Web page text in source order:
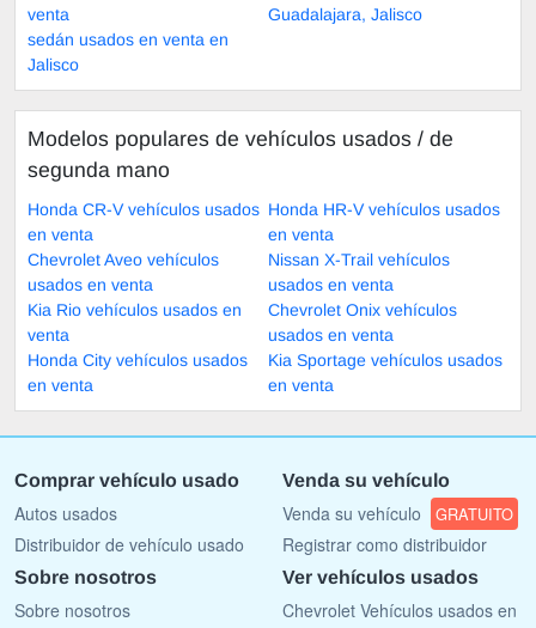
venta
Guadalajara, Jalisco
sedán usados en venta en
Jalisco
Modelos populares de vehículos usados ​​/ de
segunda mano
Honda CR-V vehículos usados
en venta
Honda HR-V vehículos usados
en venta
Chevrolet Aveo vehículos
usados en venta
Nissan X-Trail vehículos
usados en venta
Kia Rio vehículos usados en
venta
Chevrolet Onix vehículos
usados en venta
Honda City vehículos usados
en venta
Kia Sportage vehículos usados
en venta
Comprar vehículo usado
Autos usados
Distribuidor de vehículo usado
Venda su vehículo
Venda su vehículo GRATUITO
Registrar como distribuidor
Sobre nosotros
Sobre nosotros
Ver vehículos usados
Chevrolet Vehículos usados en